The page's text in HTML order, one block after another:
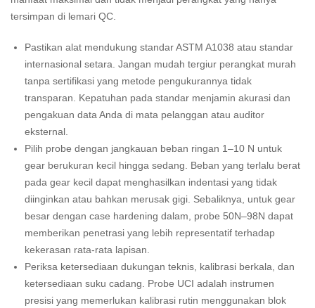
tersimpan di lemari QC.
Pastikan alat mendukung standar ASTM A1038 atau standar
internasional setara. Jangan mudah tergiur perangkat murah
tanpa sertifikasi yang metode pengukurannya tidak
transparan. Kepatuhan pada standar menjamin akurasi dan
pengakuan data Anda di mata pelanggan atau auditor
eksternal.
Pilih probe dengan jangkauan beban ringan 1–10 N untuk
gear berukuran kecil hingga sedang. Beban yang terlalu berat
pada gear kecil dapat menghasilkan indentasi yang tidak
diinginkan atau bahkan merusak gigi. Sebaliknya, untuk gear
besar dengan case hardening dalam, probe 50N–98N dapat
memberikan penetrasi yang lebih representatif terhadap
kekerasan rata‑rata lapisan.
Periksa ketersediaan dukungan teknis, kalibrasi berkala, dan
ketersediaan suku cadang. Probe UCI adalah instrumen
presisi yang memerlukan kalibrasi rutin menggunakan blok